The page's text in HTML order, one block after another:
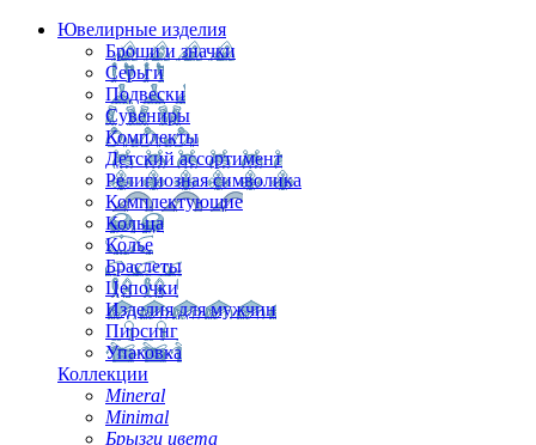
Ювелирные изделия
Броши и значки
Серьги
Подвески
Сувениры
Комплекты
Детский ассортимент
Религиозная символика
Комплектующие
Кольца
Колье
Браслеты
Цепочки
Изделия для мужчин
Пирсинг
Упаковка
Коллекции
Mineral
Minimal
Брызги цвета